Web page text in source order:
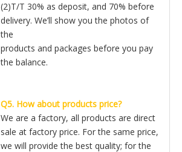
(2)T/T 30% as deposit, and 70% before
delivery. We’ll show you the photos of
the
products and packages before you pay
the balance.
Q5. How about products price?
We are a factory, all products are direct
sale at factory price. For the same price,
we will provide the best quality; for the